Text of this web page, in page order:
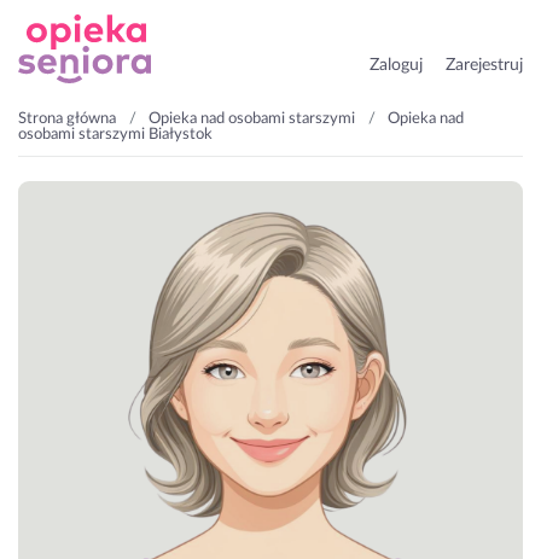
Zaloguj Zarejestruj
Strona główna Opieka nad osobami starszymi
Opieka nad
osobami starszymi Białystok